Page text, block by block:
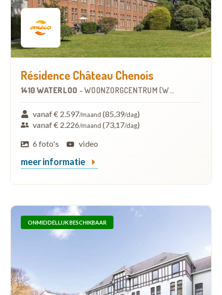
Résidence Château Chenois
1410 WATERLOO - WOONZORGCENTRUM (WZC)
vanaf € 2.597/maand (85,39/dag)
vanaf € 2.226/maand (73,17/dag)
6 foto's
video
meer informatie
ONMIDDELLIJK BESCHIKBAAR